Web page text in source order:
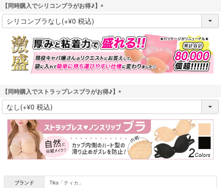
【同時購入でシリコンブラがお得♪】
(
必
須
)
【同時購入でストラップレスブラがお得♪】
(
必
須
)
ブランド
Tika「ティカ」